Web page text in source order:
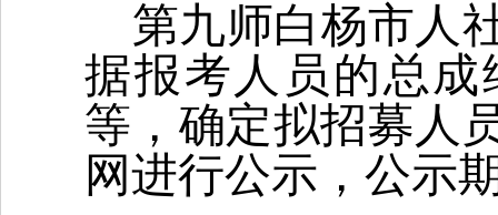
第九师白杨市人
据报考人员的总
等，确定拟招募人
网进行公示，公示